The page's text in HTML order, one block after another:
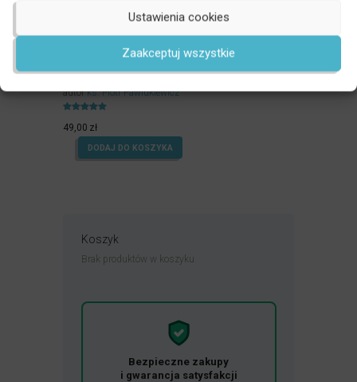
Zaakceptuj wszystkie
Ustawienia cookies
PAWLUKIEWICZ | BECZ I DZWOŃ DZWONECZKIEM
autorks. Piotr Pawlukiewicz
4.99
na 5.
49,00 zł
DODAJ DO KOSZYKA
Koszyk
Brak produktów w koszyku.
Bezpieczne zakupy
i gwarancja satysfakcji